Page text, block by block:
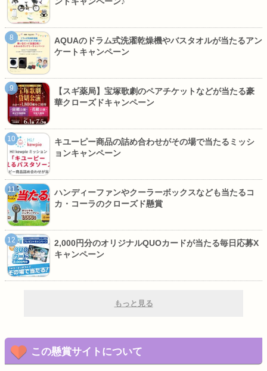
AQUAのドラム式洗濯乾燥機やバスタオルが当たるアン
ケートキャンペーン
【スギ薬局】宝塚歌劇のペアチケットなどが当たる豪
華クローズドキャンペーン
キユーピー商品の詰め合わせがその場で当たるミッシ
ョンキャンペーン
ハンディーファンやクーラーボックスなども当たるコ
カ・コーラのクローズド懸賞
2,000円分のオリジナルQUOカードが当たる毎日応募X
キャンペーン
もっと見る
この懸賞サイトについて